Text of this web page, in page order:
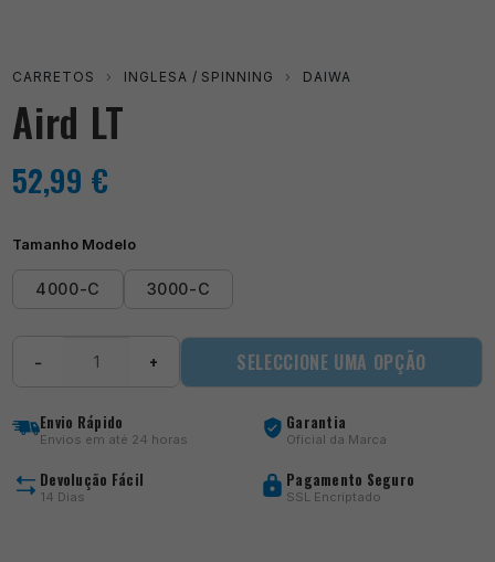
CARRETOS › INGLESA / SPINNING › DAIWA
Aird LT
52,99 €
Tamanho Modelo
4000-C 3000-C
− + SELECCIONE UMA OPÇÃO
Envio Rápido
Envios em até 24 horas
Garantia
Oficial da Marca
Devolução Fácil
14 Dias
Pagamento Seguro
SSL Encriptado